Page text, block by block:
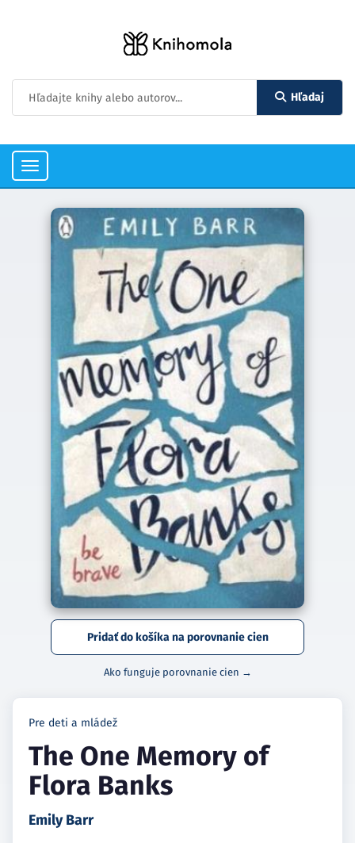
Hľadaj
Toggle
navigation
Pridať do košíka na porovnanie cien
Ako funguje porovnanie cien →
Pre deti a mládež
The One Memory of
Flora Banks
Emily Barr